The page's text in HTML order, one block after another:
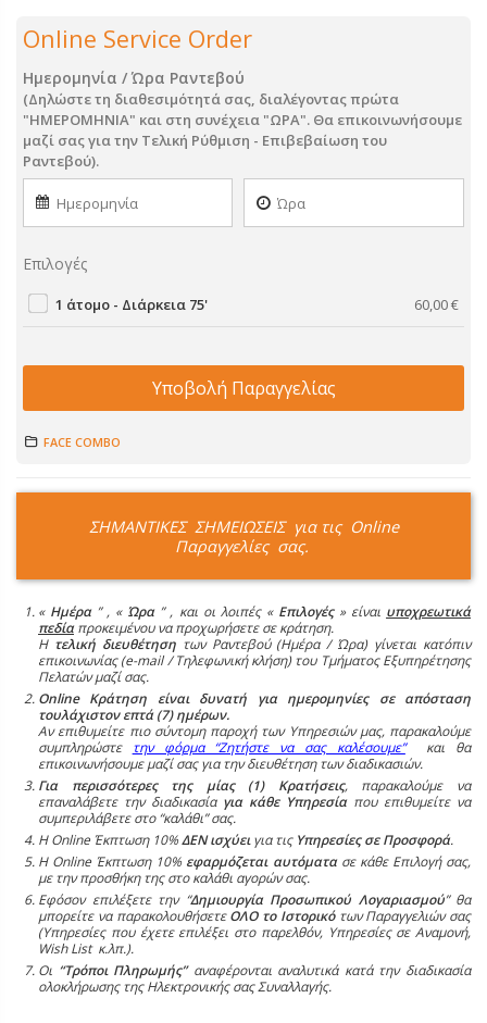
Online Service Order
Ημερομηνία / Ώρα Ραντεβού
(Δηλώστε τη διαθεσιμότητά σας, διαλέγοντας πρώτα
"ΗΜΕΡΟΜΗΝΙΑ" και στη συνέχεια "ΩΡΑ". Θα επικοινωνήσουμε
μαζί σας για την Τελική Ρύθμιση - Επιβεβαίωση του
Ραντεβού).
Επιλογές
1 άτομο - Διάρκεια 75' 60,00€
Υποβολή Παραγγελίας
FACE COMBO
ΣΗΜΑΝΤΙΚΕΣ ΣΗΜΕΙΩΣΕΙΣ για τις Online
Παραγγελίες σας.
« Ημέρα” , « Ώρα” , και οι λοιπές « Επιλογές» είναι υποχρεωτικά
πεδίαπροκειμένου να προχωρήσετε σε κράτηση.
Η τελική διευθέτησητων Ραντεβού (Ημέρα / Ώρα) γίνεται κατόπιν
επικοινωνίας (e-mail / Τηλεφωνική κλήση) του Τμήματος Εξυπηρέτησης
Πελατών μαζί σας.
Online Κράτηση είναι δυνατή για ημερομηνίες σε απόσταση
τουλάχιστον επτά (7) ημέρων.
Αν επιθυμείτε πιο σύντομη παροχή των Υπηρεσιών μας, παρακαλούμε
συμπληρώστε την φόρμα “Ζητήστε να σας καλέσουμε”και θα
επικοινωνήσουμε μαζί σας για την διευθέτηση των διαδικασιών.
Για περισσότερες της μίας (1) Κρατήσεις, παρακαλούμε να
επαναλάβετε την διαδικασία για κάθε Υπηρεσίαπου επιθυμείτε να
συμπεριλάβετε στο “καλάθι” σας.
Η Online Έκπτωση 10%ΔΕΝ ισχύειγια τις Υπηρεσίες σε Προσφορά.
Η Online Έκπτωση 10% εφαρμόζεται αυτόματασε κάθε Επιλογή σας,
με την προσθήκη της στο καλάθι αγορών σας.
Εφόσον επιλέξετε την “Δημιουργία Προσωπικού Λογαριασμού” θα
μπορείτε να παρακολουθήσετεΟΛΟ το Ιστορικότων Παραγγελιών σας
(Υπηρεσίες που έχετε επιλέξει στο παρελθόν, Υπηρεσίες σε Αναμονή,
Wish List κ.λπ.).
Οι “Τρόποι Πληρωμής”αναφέρονται αναλυτικά κατά την διαδικασία
ολοκλήρωσης της Ηλεκτρονικής σας Συναλλαγής.